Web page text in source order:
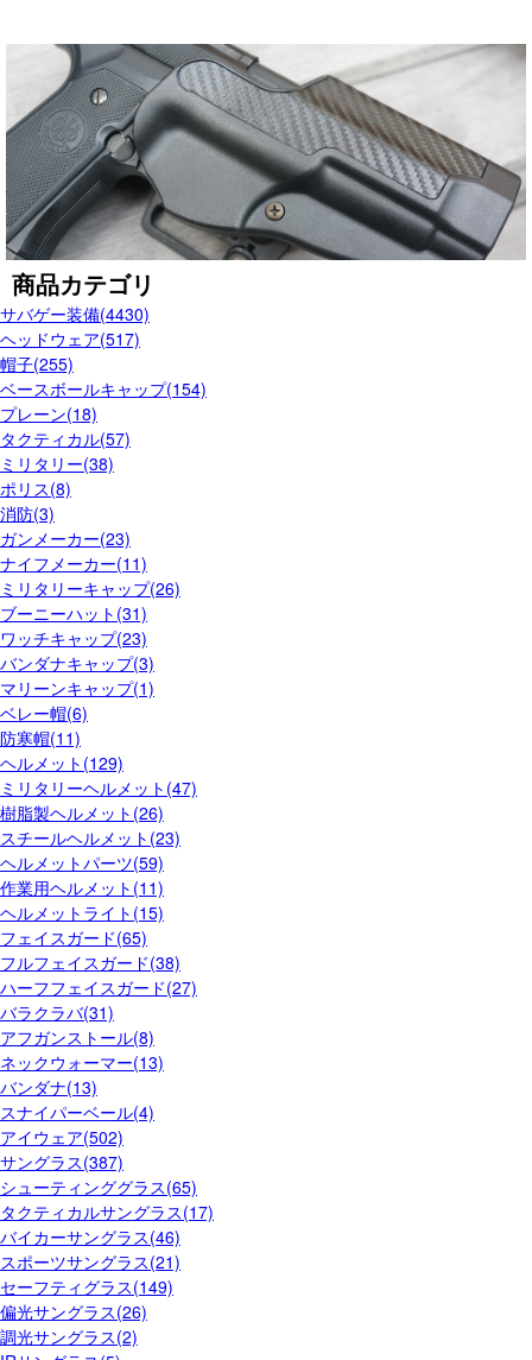
商品カテゴリ
サバゲー装備(4430)
ヘッドウェア(517)
帽子(255)
ベースボールキャップ(154)
プレーン(18)
タクティカル(57)
ミリタリー(38)
ポリス(8)
消防(3)
ガンメーカー(23)
ナイフメーカー(11)
ミリタリーキャップ(26)
ブーニーハット(31)
ワッチキャップ(23)
バンダナキャップ(3)
マリーンキャップ(1)
ベレー帽(6)
防寒帽(11)
ヘルメット(129)
ミリタリーヘルメット(47)
樹脂製ヘルメット(26)
スチールヘルメット(23)
ヘルメットパーツ(59)
作業用ヘルメット(11)
ヘルメットライト(15)
フェイスガード(65)
フルフェイスガード(38)
ハーフフェイスガード(27)
バラクラバ(31)
アフガンストール(8)
ネックウォーマー(13)
バンダナ(13)
スナイパーベール(4)
アイウェア(502)
サングラス(387)
シューティンググラス(65)
タクティカルサングラス(17)
バイカーサングラス(46)
スポーツサングラス(21)
セーフティグラス(149)
偏光サングラス(26)
調光サングラス(2)